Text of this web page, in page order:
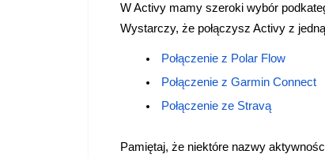
W Activy mamy szeroki wybór
Wystarczy, że połączysz Activy z
Połączenie z Polar Flow
Połączenie z Garmin Connect
Połączenie ze Stravą
Pamiętaj, że niektóre nazwy